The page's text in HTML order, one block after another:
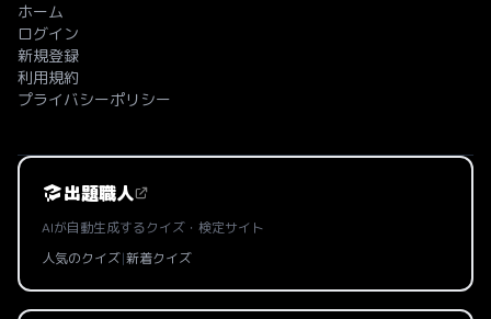
ホーム
ログイン
新規登録
利用規約
プライバシーポリシー
出題職人
AIが自動生成するクイズ・検定サイト
人気のクイズ|新着クイズ